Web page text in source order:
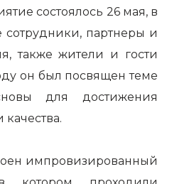
состоялось 26 мая, в
партнеры и
также жители и гости
он был посвящен теме
для достижения
качества.
импровизированный